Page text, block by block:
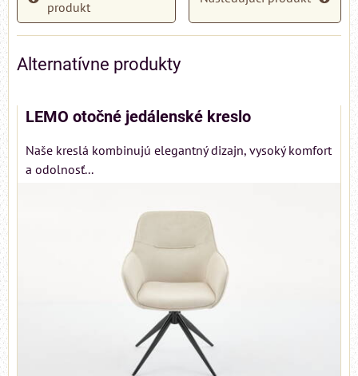
produkt
Alternatívne produkty
LEMO otočné jedálenské kreslo
Naše kreslá kombinujú elegantný dizajn, vysoký komfort
a odolnosť...